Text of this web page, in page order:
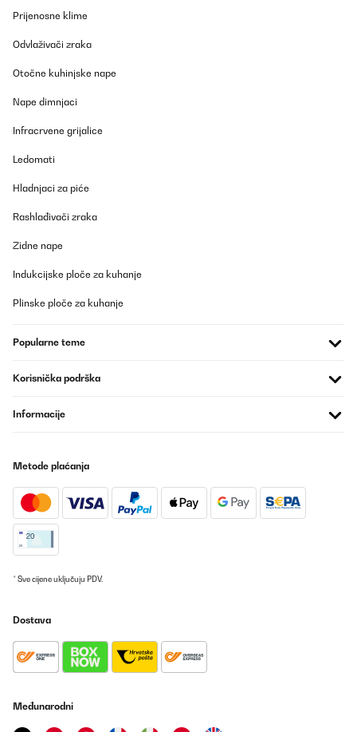
Prijenosne klime
Odvlaživači zraka
Otočne kuhinjske nape
Nape dimnjaci
Infracrvene grijalice
Ledomati
Hladnjaci za piće
Rashlađivači zraka
Zidne nape
Indukcijske ploče za kuhanje
Plinske ploče za kuhanje
Popularne teme
Korisnička podrška
Informacije
Metode plaćanja
* Sve cijene uključuju PDV.
Dostava
Međunarodni